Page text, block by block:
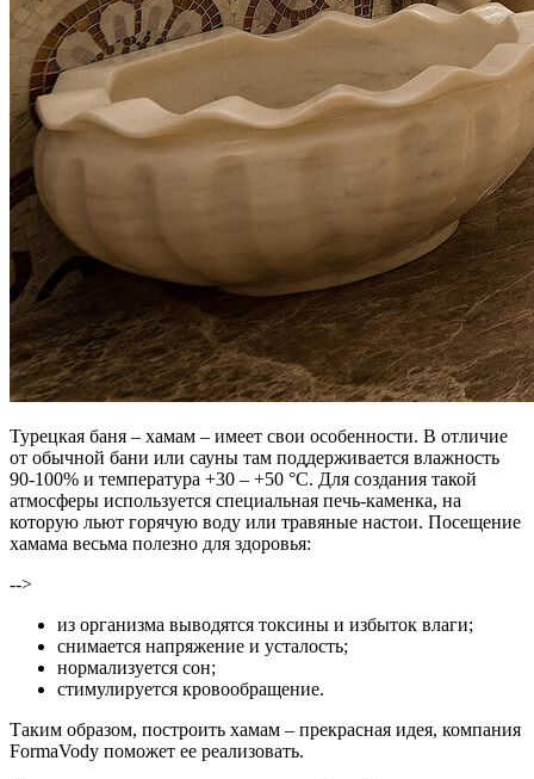
Турецкая баня – хамам – имеет свои особенности. В отличие
от обычной бани или сауны там поддерживается влажность
90-100% и температура +30 – +50 °С. Для создания такой
атмосферы используется специальная печь-каменка, на
которую льют горячую воду или травяные настои. Посещение
хамама весьма полезно для здоровья:
-->
из организма выводятся токсины и избыток влаги;
снимается напряжение и усталость;
нормализуется сон;
стимулируется кровообращение.
Таким образом, построить хамам – прекрасная идея, компания
FormaVody поможет ее реализовать.